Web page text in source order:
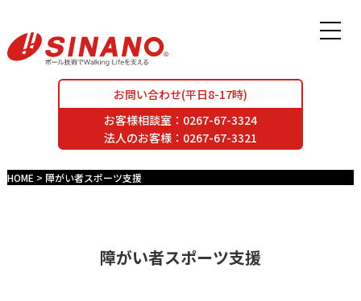
お問い合わせ(平日8-17時)
お客様相談室： 0267-67-3324
法人のお客様： 0267-67-3321
HOME 障がい者スポーツ支援
障がい者スポーツ支援